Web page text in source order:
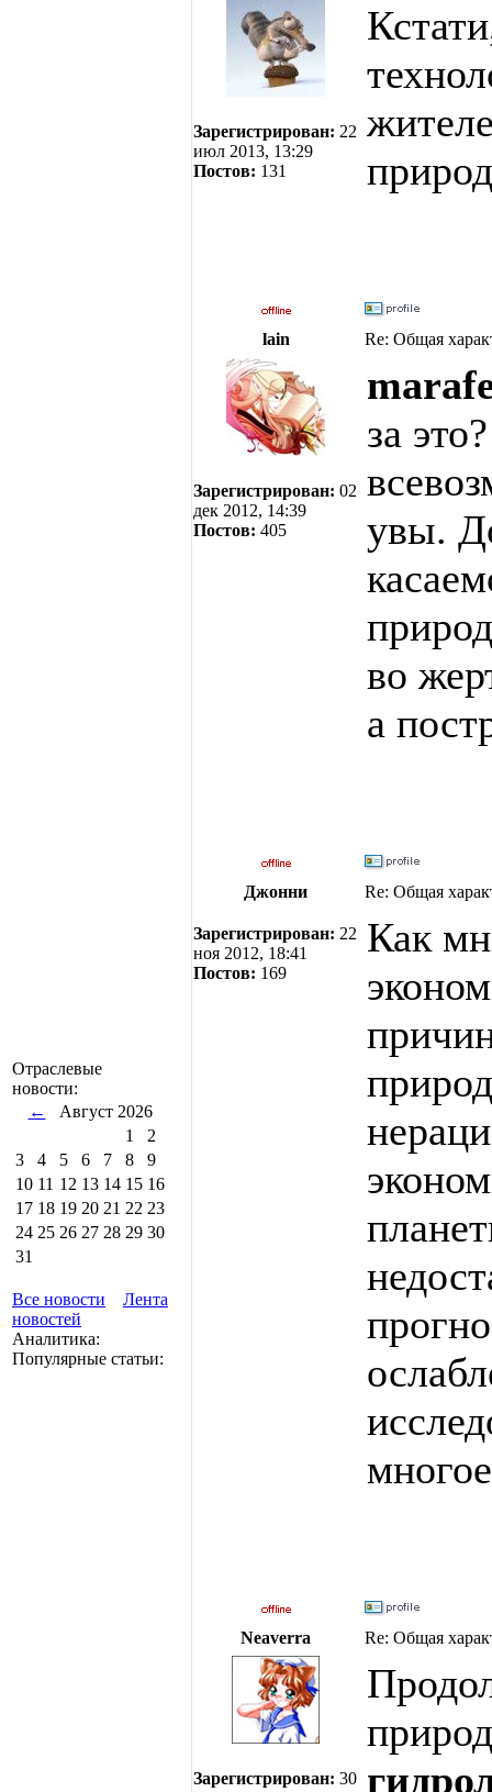
Отраслевые
новости:
←
Август 2026
1
2
3
4 5 6 7 8
9
10 11 12 13 14 15 16
17 18 19 20 21 22 23
24 25 26 27 28 29 30
31
Все новости
Лента
новостей
Аналитика:
Популярные статьи:
Зарегистрирован: 22
июл 2013, 13:29
Постов: 131
lain Re: Общая
Зарегистрирован: 02
дек 2012, 14:39
Постов: 405
за
увы.
во
а
Джонни Re: Общая
Зарегистрирован: 22
ноя 2012, 18:41
Постов: 169
Как
Neaverra Re: Общая
Зарегистрирован: 30